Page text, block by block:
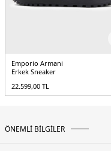
Emporio Armani
Erkek Sneaker
22.599,00 TL
ÖNEMLİ BİLGİLER